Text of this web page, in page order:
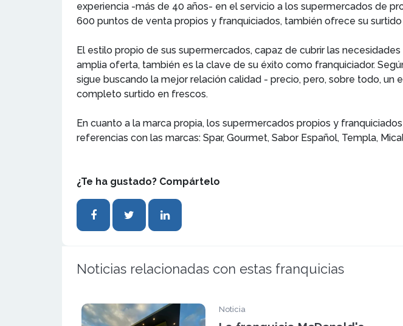
experiencia -más de 40 años- en el servicio a los supermercados de
600 puntos de venta propios y franquiciados, también ofrece su
El estilo propio de sus supermercados, capaz de cubrir las
amplia oferta, también es la clave de su éxito como franquiciador.
sigue buscando la mejor relación calidad - precio, pero, sobre todo,
completo surtido en frescos.
En cuanto a la marca propia, los supermercados propios y
referencias con las marcas: Spar, Gourmet, Sabor Español, Templa,
¿Te ha gustado? Compártelo
Noticias relacionadas con estas franquicias
Noticia